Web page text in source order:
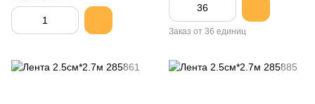
Заказ от 36 единиц